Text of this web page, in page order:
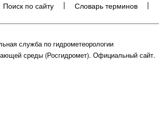
Поиск по сайту Словарь терминов
служба по гидрометеорологии
среды (Росгидромет). Официальный сайт.